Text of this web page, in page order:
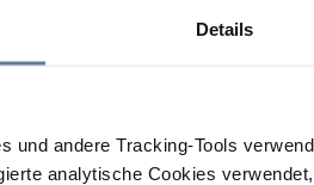
Details
und andere Tracking-Tools
analytische Cookies